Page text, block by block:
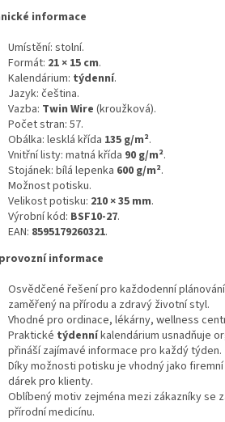
informace
Umístění: stolní.
Formát: 21 × 15 cm.
Kalendárium: týdenní.
Jazyk: čeština.
Vazba: Twin Wire (kroužková).
Počet stran: 57.
Obálka: lesklá křída 135 g/m².
Vnitřní listy: matná křída 90 g/m².
Stojánek: bílá lepenka 600 g/m².
Možnost potisku.
Velikost potisku: 210 × 35 mm.
Výrobní kód: BSF10-27.
EAN: 8595179260321.
informace
Osvědčené řešení pro každodenní
zaměřený na přírodu a zdravý životní styl.
Vhodné pro ordinace, lékárny, wellness
Praktické týdenníkalendárium usnadňuje
přináší zajímavé informace pro každý týden.
Díky možnosti potisku je vhodný jako
dárek pro klienty.
Oblíbený motiv zejména mezi zákazníky se
přírodní medicínu.